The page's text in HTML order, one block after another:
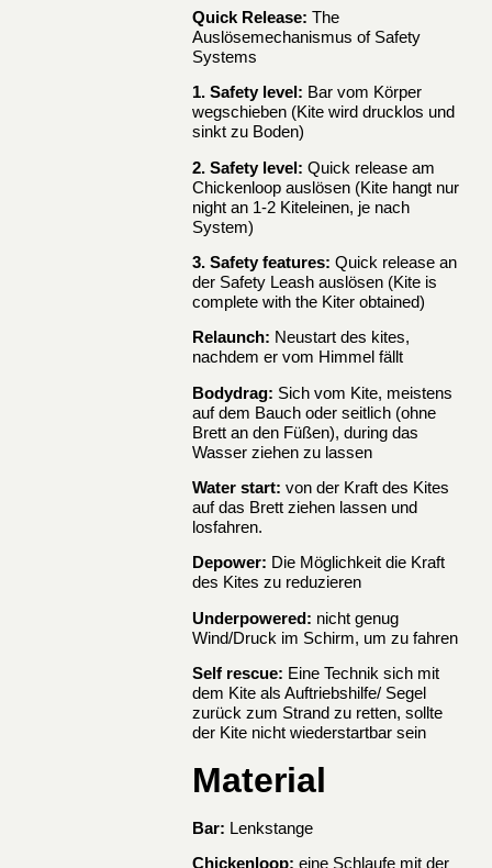
Quick Release: The
Auslösemechanismus of Safety
Systems
1. Safety level: Bar vom Körper
wegschieben (Kite wird drucklos und
sinkt zu Boden)
2. Safety level: Quick release am
Chickenloop auslösen (Kite hangt nur
night an 1-2 Kiteleinen, je nach
System)
3. Safety features: Quick release an
der Safety Leash auslösen (Kite is
complete with the Kiter obtained)
Relaunch: Neustart des kites,
nachdem er vom Himmel fällt
Bodydrag: Sich vom Kite, meistens
auf dem Bauch oder seitlich (ohne
Brett an den Füßen), during das
Wasser ziehen zu lassen
Water start: von der Kraft des Kites
auf das Brett ziehen lassen und
losfahren.
Depower: Die Möglichkeit die Kraft
des Kites zu reduzieren
Underpowered: nicht genug
Wind/Druck im Schirm, um zu fahren
Self rescue: Eine Technik sich mit
dem Kite als Auftriebshilfe/ Segel
zurück zum Strand zu retten, sollte
der Kite nicht wiederstartbar sein
Material
Bar: Lenkstange
Chickenloop: eine Schlaufe mit der